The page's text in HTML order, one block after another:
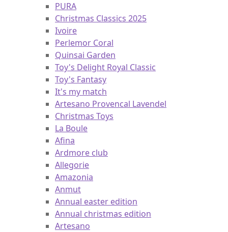
PURA
Christmas Classics 2025
Ivoire
Perlemor Coral
Quinsai Garden
Toy's Delight Royal Classic
Toy's Fantasy
It's my match
Artesano Provencal Lavendel
Christmas Toys
La Boule
Afina
Ardmore club
Allegorie
Amazonia
Anmut
Annual easter edition
Annual christmas edition
Artesano